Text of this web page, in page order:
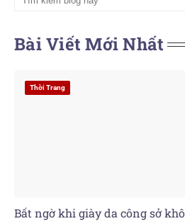
Bài Viết Mới Nhất
Thời Trang
Bất ngờ khi giày da công sở